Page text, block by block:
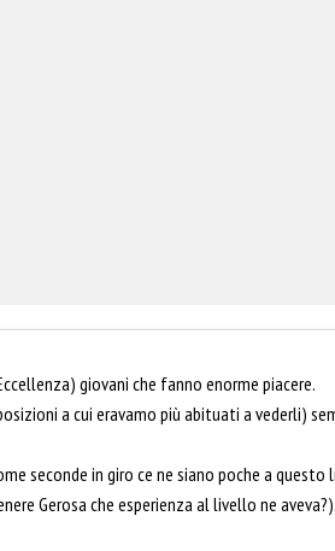
giovani che fanno enorme piacere.
a cui eravamo più abituati a vederli)
seconde in giro ce ne siano poche a questo
Gerosa che esperienza al livello ne aveva?).